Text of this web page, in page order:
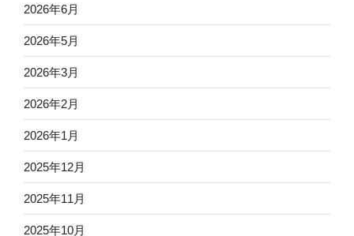
2026年6月
2026年5月
2026年3月
2026年2月
2026年1月
2025年12月
2025年11月
2025年10月